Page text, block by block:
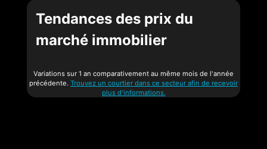
Tendances des prix du
marché immobilier
Variations sur 1 an comparativement au même mois de l'année
précédente. Trouvez un courtier dans ce secteur afin de recevoir
plus d'informations.